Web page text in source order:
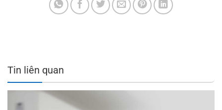
Tin liên quan